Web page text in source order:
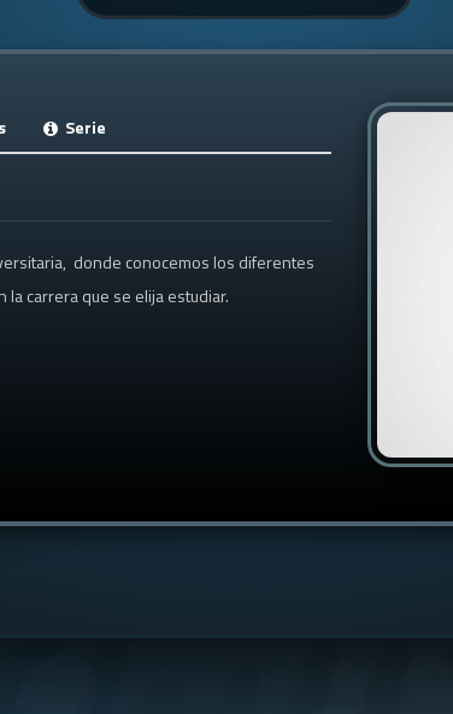
Serie
donde conocemos los diferentes
carrera que se elija estudiar.